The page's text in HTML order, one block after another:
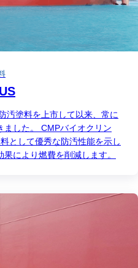
汚塗料を上市して以来、常に
した。 CMPバイオクリン
として優秀な防汚性能を示し
により燃費を削減します。